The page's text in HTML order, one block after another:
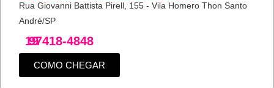
Rua Giovanni Battista Pirell, 155 - Vila Homero Thon Santo
André/SP
19
97418-4848
COMO CHEGAR